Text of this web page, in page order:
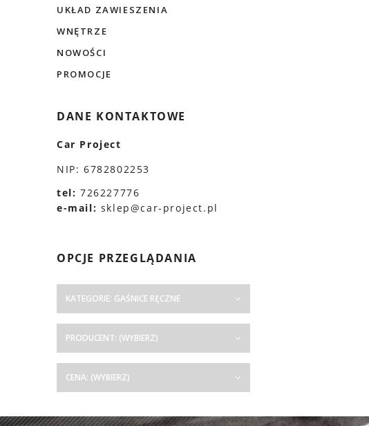
UKŁAD ZAWIESZENIA
WNĘTRZE
NOWOŚCI
PROMOCJE
DANE KONTAKTOWE
Car Project
NIP: 6782802253
tel: 726227776
e-mail: sklep@car-project.pl
OPCJE PRZEGLĄDANIA
KATEGORIE: GAŚNICE RĘCZNE
PRODUCENT: (WYBIERZ)
CENA: (WYBIERZ)